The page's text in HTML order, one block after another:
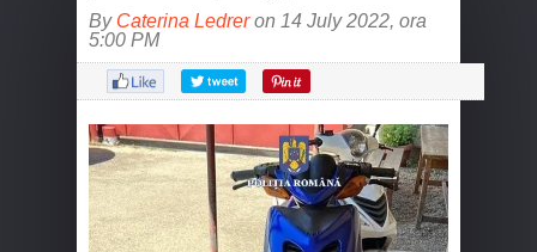
By Caterina Ledreron 14 July 2022, ora
5:00 PM